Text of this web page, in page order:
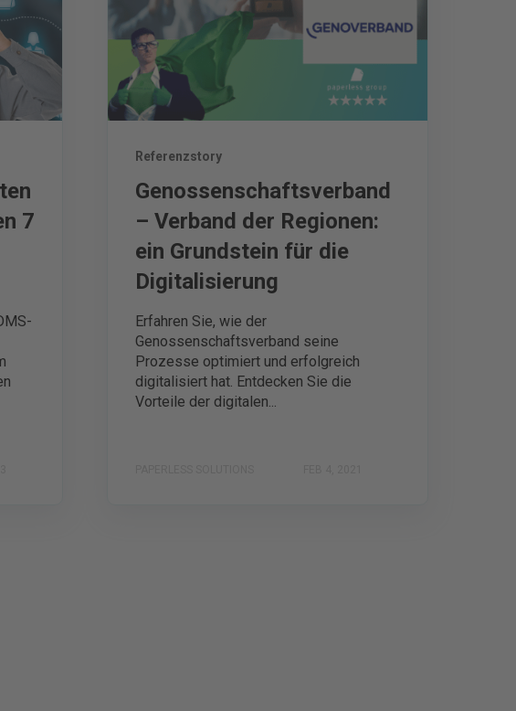
7
Referenzstory
Genossenschaftsverband
– Verband der Regionen:
ein Grundstein für die
Digitalisierung
Erfahren Sie, wie der
Genossenschaftsverband seine
Prozesse optimiert und erfolgreich
digitalisiert hat. Entdecken Sie die
Vorteile der digitalen...